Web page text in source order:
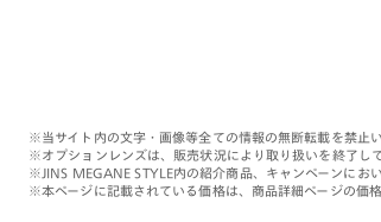
※当サイト内の文字・画像等全ての情報の無断転載を禁止い
※オプションレンズは、販売状況により取り扱いを終了し
※JINS MEGANE STYLE内の紹介商品、キャンペーンにお
※本ページに記載されている価格は、商品詳細ページの価